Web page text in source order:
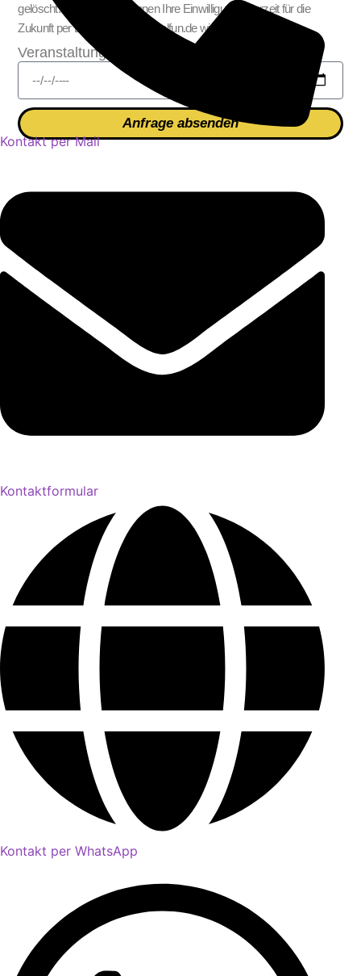
gelöscht. Hinweis: Sie können Ihre Einwilligung jederzeit für die
Zukunft per E-Mail an info @ belfun.de widerrufen.
Veranstaltungsdatum
Anfrage absenden
Kontakt per Mail
Kontaktformular
Kontakt per WhatsApp